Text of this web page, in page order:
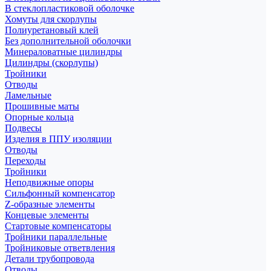
В стеклопластиковой оболочке
Хомуты для скорлупы
Полиуретановый клей
Без дополнительной оболочки
Минераловатные цилиндры
Цилиндры (скорлупы)
Тройники
Отводы
Ламельные
Прошивные маты
Опорные кольца
Подвесы
Изделия в ППУ изоляции
Отводы
Переходы
Тройники
Неподвижные опоры
Cильфонный компенсатор
Z-образные элементы
Концевые элементы
Стартовые компенсаторы
Тройники параллельные
Тройниковые ответвления
Детали трубопровода